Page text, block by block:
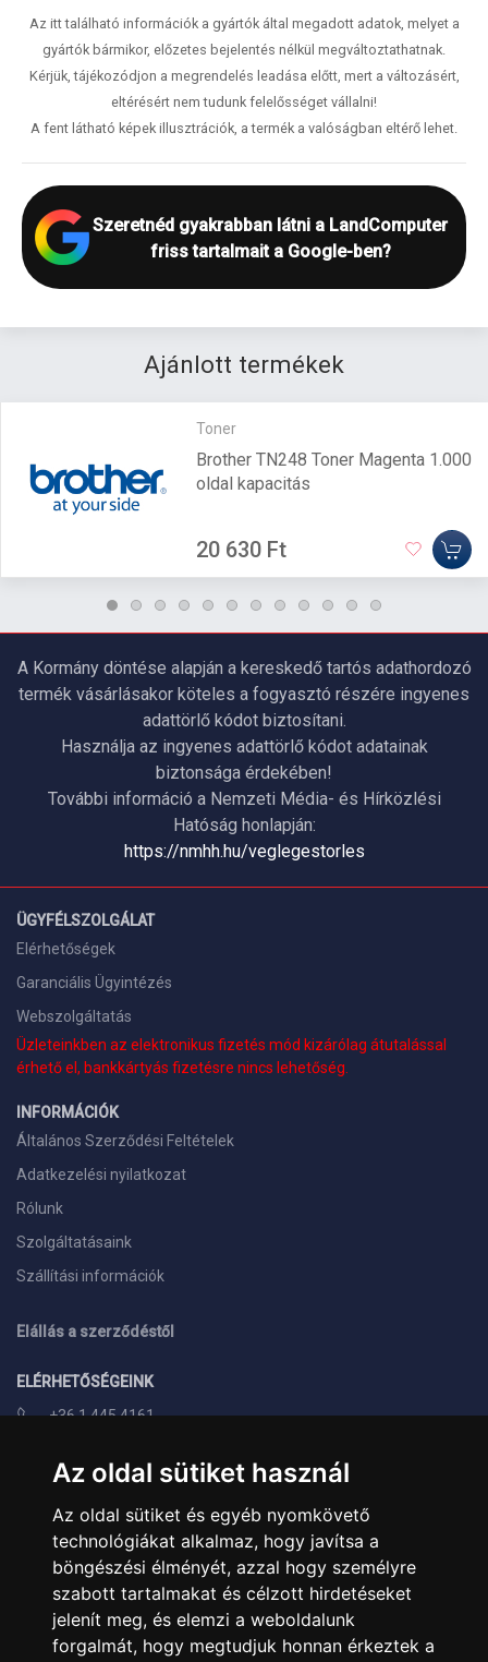
Az oldal sütiket használ
Az oldal sütiket és egyéb nyomkövető
technológiákat alkalmaz, hogy javítsa a
böngészési élményét, azzal hogy személyre
szabott tartalmakat és célzott hirdetéseket
jelenít meg, és elemzi a weboldalunk
forgalmát, hogy megtudjuk honnan érkeztek a
Az itt található információk a gyártók által megadott adatok, melyet a
gyártók bármikor, előzetes bejelentés nélkül megváltoztathatnak.
Kérjük, tájékozódjon a megrendelés leadása előtt, mert a változásért,
eltérésért nem tudunk felelősséget vállalni!
A fent látható képek illusztrációk, a termék a valóságban eltérő lehet.
Szeretnéd gyakrabban látni a LandComputer
friss tartalmait a Google-ben?
Ajánlott termékek
Toner
Brother TN248 Toner Magenta 1.000
oldal kapacitás
20 630 Ft
A Kormány döntése alapján a kereskedő tartós adathordozó
termék vásárlásakor köteles a fogyasztó részére ingyenes
adattörlő kódot biztosítani.
Használja az ingyenes adattörlő kódot adatainak
biztonsága érdekében!
További információ a Nemzeti Média- és Hírközlési
Hatóság honlapján:
https://nmhh.hu/veglegestorles
ÜGYFÉLSZOLGÁLAT
Elérhetőségek
Garanciális Ügyintézés
Webszolgáltatás
Üzleteinkben az elektronikus fizetés mód kizárólag átutalással
érhető el, bankkártyás fizetésre nincs lehetőség.
INFORMÁCIÓK
Általános Szerződési Feltételek
Adatkezelési nyilatkozat
Rólunk
Szolgáltatásaink
Szállítási információk
Elállás a szerződéstől
ELÉRHETŐSÉGEINK
+36 1 445 4161
info@landcomputer.hu
1148 Budapest, Nagy Lajos király útja 24.
Nyitvatartás és kapcsolat
PARTNEREINK